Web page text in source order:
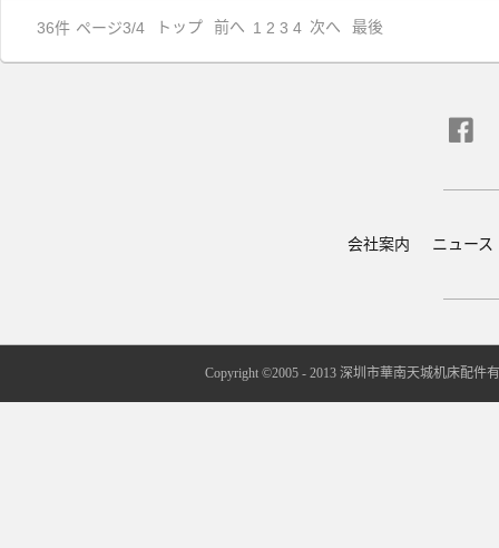
36件 ページ3/4 トップ 前へ 1 2 3 4 次へ 最後
会社案内 ニュース
Copyright ©2005 - 2013 深圳市華南天城机床配件